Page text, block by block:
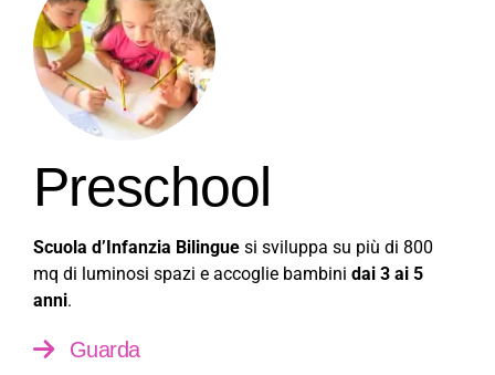
Preschool
Scuola d’Infanzia Bilingue si sviluppa su più di 800
mq di luminosi spazi e accoglie bambini dai 3 ai 5
anni.
Guarda